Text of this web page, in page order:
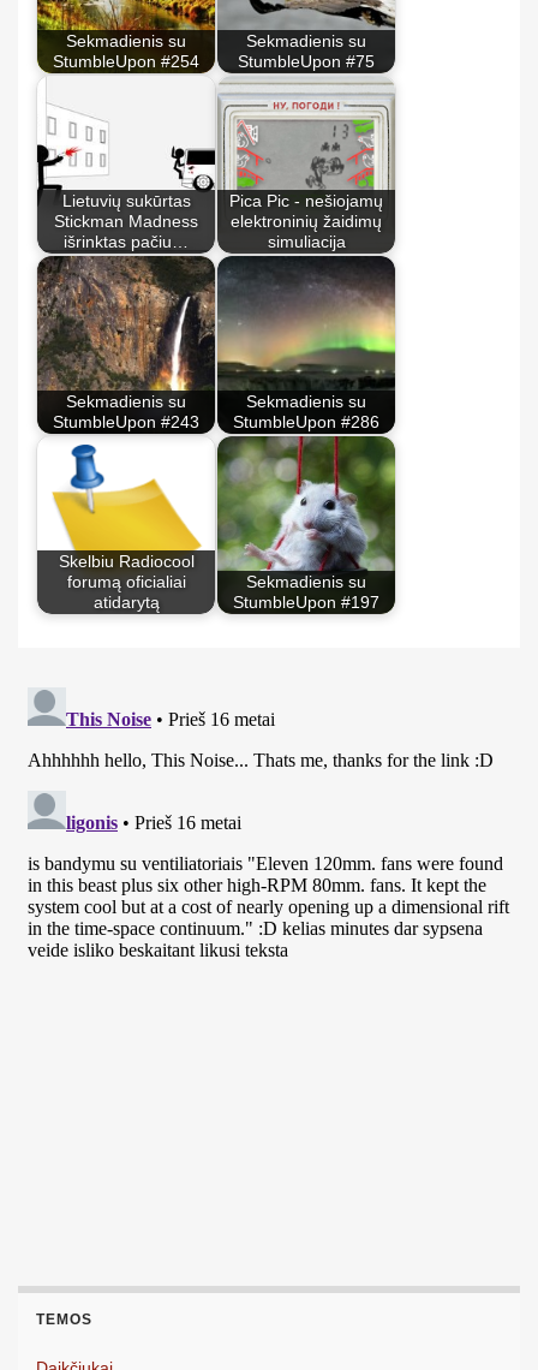
Sekmadienis su
StumbleUpon #254
Sekmadienis su
StumbleUpon #75
Lietuvių sukūrtas
Stickman Madness
išrinktas pačiu…
Pica Pic - nešiojamų
elektroninių žaidimų
simuliacija
Sekmadienis su
StumbleUpon #243
Sekmadienis su
StumbleUpon #286
Skelbiu Radiocool
forumą oficialiai
atidarytą
Sekmadienis su
StumbleUpon #197
TEMOS